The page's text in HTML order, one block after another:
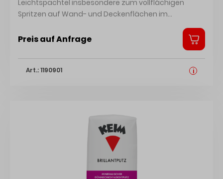
Leichtspachtel insbesondere zum vollflächigen
Spritzen auf Wand- und Deckenflächen im
Verarbeitung mit Airlessgeräten und läßt sich
hervorragend schleifen. Baubiologisch empfohlen
vom Institut für Baubiologie in Rosenheim. Bis zu 3
mm Schichtdicke einsetzbar.
Preis auf Anfrage
Art.: 1190901 i